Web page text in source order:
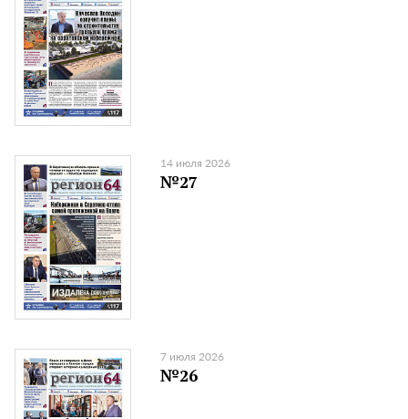
14 июля 2026
№27
7 июля 2026
№26